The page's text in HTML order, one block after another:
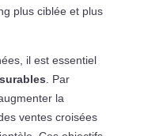
plus ciblée et plus
il est essentiel
. Par
la
ventes croisées